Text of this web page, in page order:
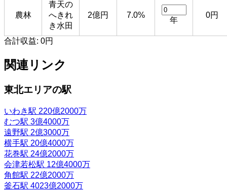
農林
青天の
へきれ
き水田
2億円 7.0%
年
0円
合計収益: 0円
関連リンク
東北エリアの駅
いわき駅 220億2000万
むつ駅 3億4000万
遠野駅 2億3000万
横手駅 20億4000万
花巻駅 24億2000万
会津若松駅 12億4000万
角館駅 22億2000万
釜石駅 4023億2000万